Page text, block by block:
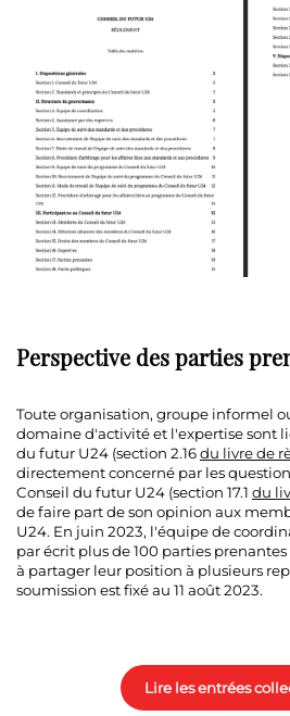
Perspective des parties
Toute organisation, groupe informel
domaine d'activité et l'expertise sont
du futur U24 (section 2.16du livre de
directement concerné par les
Conseil du futur U24 (section 17.1 du
de faire part de son opinion aux
U24. En juin 2023, l'équipe de
par écrit plus de 100 parties
à partager leur position à plusieurs
soumission est fixé au 11 août 2023.
Lire les entrées